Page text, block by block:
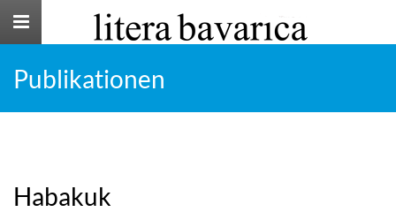
Toggle
Publikationen
Habakuk